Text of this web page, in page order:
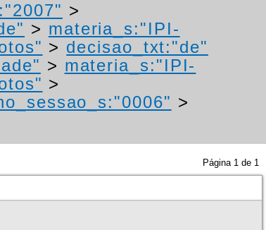
>
> materia_s:"IPI-
> decisao_txt:"de"
> materia_s:"IPI-
>
>
Página 1 de 1